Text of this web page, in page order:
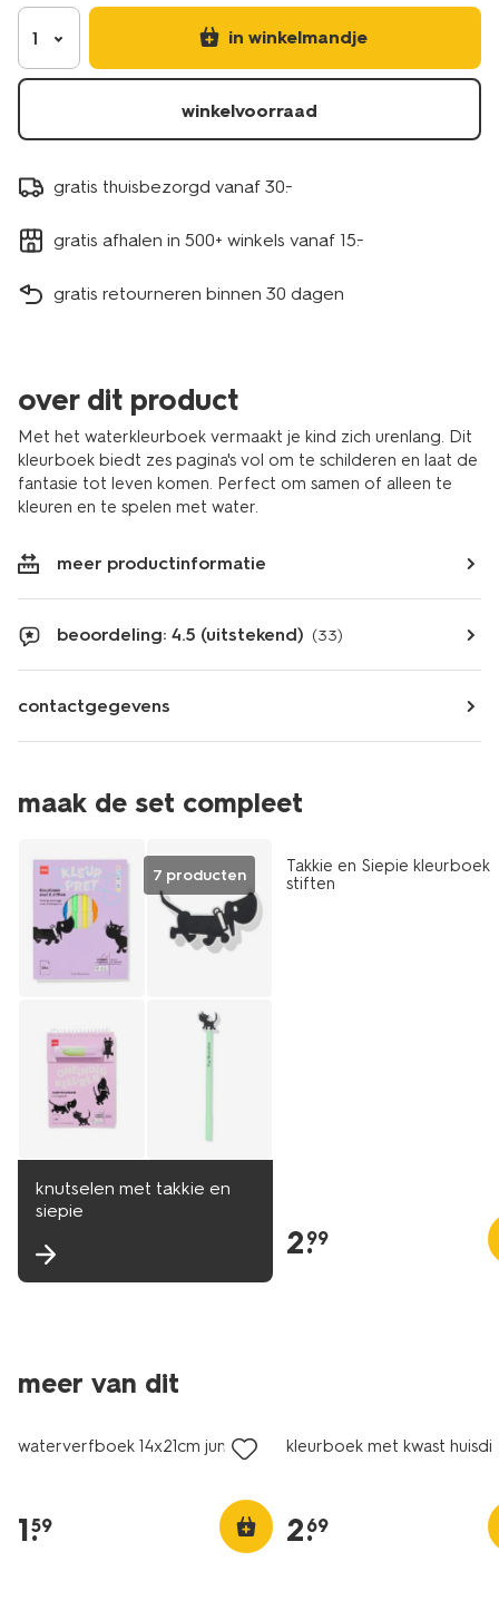
1 in winkelmandje
winkelvoorraad
gratis thuisbezorgd vanaf 30.-
gratis afhalen in 500+ winkels vanaf 15.-
gratis retourneren binnen 30 dagen
over dit product
Met het waterkleurboek vermaakt je kind zich urenlang. Dit
kleurboek biedt zes pagina's vol om te schilderen en laat de
fantasie tot leven komen. Perfect om samen of alleen te
kleuren en te spelen met water.
meer productinformatie
beoordeling: 4.5 (uitstekend) (33)
contactgegevens
maak de set compleet
7 producten
knutselen met takkie en
siepie
Takkie en Siepie kleurboek
stiften
2.
99
meer van dit
waterverfboek 14x21cm jungle
1.
59
kleurboek met kwast
2.
69